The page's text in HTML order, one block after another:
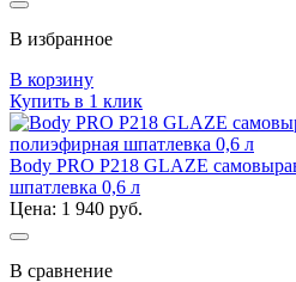
В избранное
В корзину
Купить в 1 клик
Body PRO P218 GLAZE
шпатлевка 0,6 л
Цена: 1 940 руб.
В сравнение